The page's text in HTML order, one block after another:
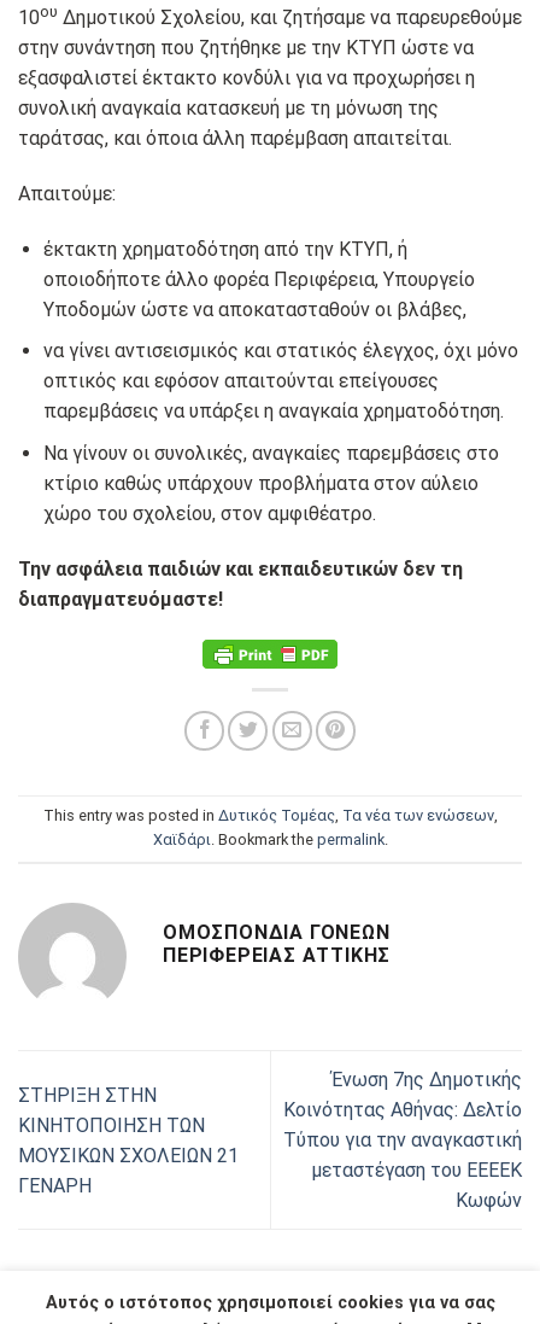
10ου Δημοτικού Σχολείου, και ζητήσαμε να παρευρεθούμε
στην συνάντηση που ζητήθηκε με την ΚΤΥΠ ώστε να
εξασφαλιστεί έκτακτο κονδύλι για να προχωρήσει η
συνολική αναγκαία κατασκευή με τη μόνωση της
ταράτσας, και όποια άλλη παρέμβαση απαιτείται.
Απαιτούμε:
έκτακτη χρηματοδότηση από την ΚΤΥΠ, ή
οποιοδήποτε άλλο φορέα Περιφέρεια, Υπουργείο
Υποδομών ώστε να αποκατασταθούν οι βλάβες,
να γίνει αντισεισμικός και στατικός έλεγχος, όχι μόνο
οπτικός και εφόσον απαιτούνται επείγουσες
παρεμβάσεις να υπάρξει η αναγκαία χρηματοδότηση.
Να γίνουν οι συνολικές, αναγκαίες παρεμβάσεις στο
κτίριο καθώς υπάρχουν προβλήματα στον αύλειο
χώρο του σχολείου, στον αμφιθέατρο.
Την ασφάλεια παιδιών και εκπαιδευτικών δεν τη
διαπραγματευόμαστε!
This entry was posted in Δυτικός Τομέας, Τα νέα των ενώσεων,
Χαϊδάρι. Bookmark the permalink.
ΟΜΟΣΠΟΝΔΊΑ ΓΟΝΈΩΝ
ΠΕΡΙΦΈΡΕΙΑΣ ΑΤΤΙΚΉΣ
ΣΤΗΡΙΞΗ ΣΤΗΝ
ΚΙΝΗΤΟΠΟΙΗΣΗ ΤΩΝ
ΜΟΥΣΙΚΩΝ ΣΧΟΛΕΙΩΝ 21
ΓΕΝΑΡΗ
Ένωση 7ης Δημοτικής
Κοινότητας Αθήνας: Δελτίο
Τύπου για την αναγκαστική
μεταστέγαση του ΕΕΕΕΚ
Κωφών
Αυτός ο ιστότοπος χρησιμοποιεί cookies για να σας